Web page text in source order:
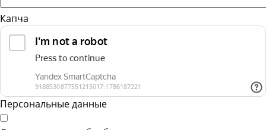
Капча
Персональные данные